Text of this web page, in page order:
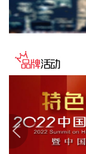
美股存储股走低
跌超3%，西部数
冠盛股份7月投资
于4月开始调试工
司提前搭建10千
25日，供电公司
市政电网进行供
计调试周期为
项目的最新动态